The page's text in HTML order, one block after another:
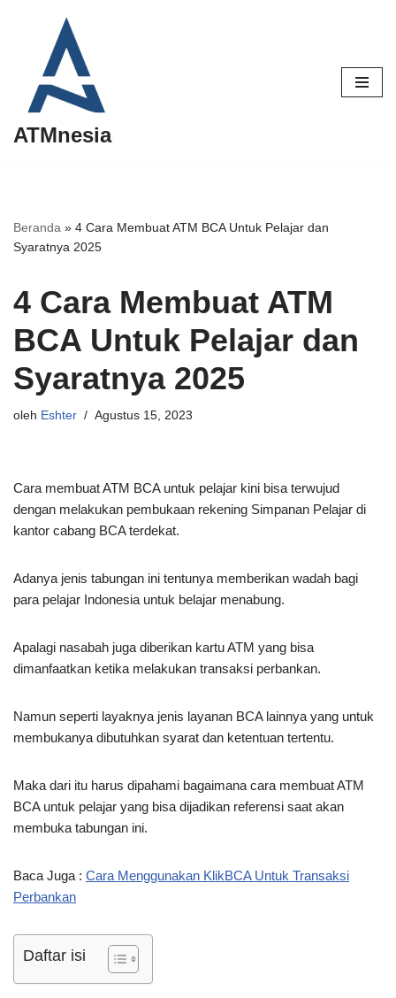
Lompat
konten
ATMnesia
Beranda » 4 Cara Membuat ATM BCA Untuk Pelajar dan
Syaratnya 2025
4 Cara Membuat ATM
BCA Untuk Pelajar dan
Syaratnya 2025
oleh Eshter Agustus 15, 2023
Cara membuat ATM BCA untuk pelajar kini bisa terwujud
dengan melakukan pembukaan rekening Simpanan Pelajar di
kantor cabang BCA terdekat.
Adanya jenis tabungan ini tentunya memberikan wadah bagi
para pelajar Indonesia untuk belajar menabung.
Apalagi nasabah juga diberikan kartu ATM yang bisa
dimanfaatkan ketika melakukan transaksi perbankan.
Namun seperti layaknya jenis layanan BCA lainnya yang untuk
membukanya dibutuhkan syarat dan ketentuan tertentu.
Maka dari itu harus dipahami bagaimana cara membuat ATM
BCA untuk pelajar yang bisa dijadikan referensi saat akan
membuka tabungan ini.
Baca Juga : Cara Menggunakan KlikBCA Untuk Transaksi
Perbankan
Daftar isi